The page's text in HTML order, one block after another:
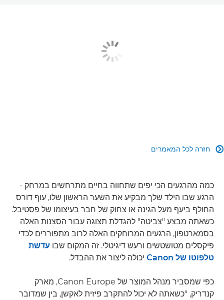
חזרה לכל המאמרים 
כמה מהרגעים הכי יפים שתחווה בחיים מתרחשים במרחק -
הרגע שבו הילד שלך מבקיע את השער הראשון שלו, עוף דורס
החולף ביעף מעל הגינה או צחוק של חבר בעיצומו של פסטיבל.
כשאתה מבצע "צביטה" להגדלת תצוגה עבור הסצנות האלה
בסמארטפון, הרגעים המרוחקים האלה לרוב מתפוררים לכדי
פיקסלים מטושטשים ורעש דיגיטלי. זה המקום שבו עדשת
טלפוטו של Canon
יכולה ליצור את ההבדל.
כפי שמסביר מנהל המוצר של Canon Europe, מארק
קנדריק, "כשאתה לא יכול להתקרב פיזית לאקשן, בין שמדובר